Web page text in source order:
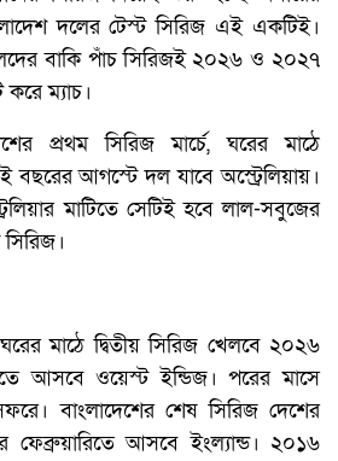
দলের টেস্ট সিরিজ এই একটিই।
বাকি পাঁচ সিরিজই ২০২৬ ও ২০২৭
ম্যাচ।
প্রথম সিরিজ মার্চে, ঘরের মাঠে
বছরের আগস্টে দল যাবে অস্ট্রেলিয়ায়।
মাটিতে সেটিই হবে লাল-সবুজের
সিরিজ।
মাঠে দ্বিতীয় সিরিজ খেলবে ২০২৬
আসবে ওয়েস্ট ইন্ডিজ। পরের মাসে
বাংলাদেশের শেষ সিরিজ দেশের
ফেব্রুয়ারিতে আসবে ইংল্যান্ড। ২০১৬